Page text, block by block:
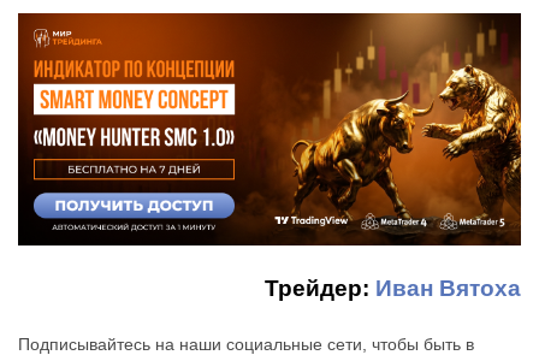
Трейдер: Иван Вятоха
Подписывайтесь на наши социальные сети, чтобы быть в